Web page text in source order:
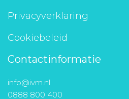
Privacyverklaring
Cookiebeleid
Contactinformatie
info@ivm.nl
0888 800 400